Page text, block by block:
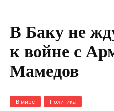
В Баку не
к войне с
Мамедов
В мире Политика